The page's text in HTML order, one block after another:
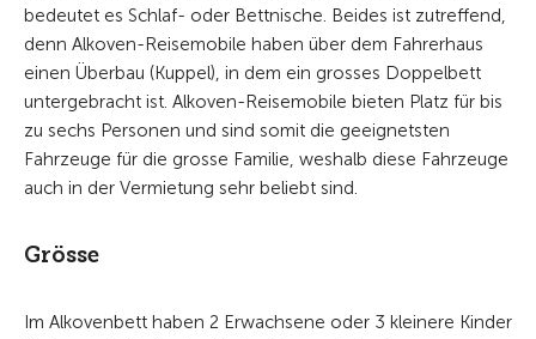
bedeutet es Schlaf- oder Bettnische. Beides ist zutreffend,
denn Alkoven-Reisemobile haben über dem Fahrerhaus
einen Überbau (Kuppel), in dem ein grosses Doppelbett
untergebracht ist. Alkoven-Reisemobile bieten Platz für bis
zu sechs Personen und sind somit die geeignetsten
Fahrzeuge für die grosse Familie, weshalb diese Fahrzeuge
auch in der Vermietung sehr beliebt sind.
Grösse
Im Alkovenbett haben 2 Erwachsene oder 3 kleinere Kinder